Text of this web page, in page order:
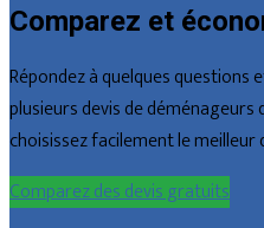
Comparez et
Répondez à quelques
plusieurs devis de
choisissez facilement le
Comparez des devis gratuits